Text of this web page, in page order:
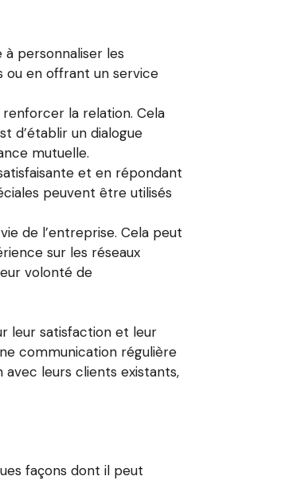
personnaliser les
ou en offrant un service
la relation. Cela
d’établir un dialogue
mutuelle.
et en répondant
peuvent être utilisés
de l’entreprise. Cela peut
sur les réseaux
volonté de
leur satisfaction et leur
communication régulière
leurs clients existants,
façons dont il peut